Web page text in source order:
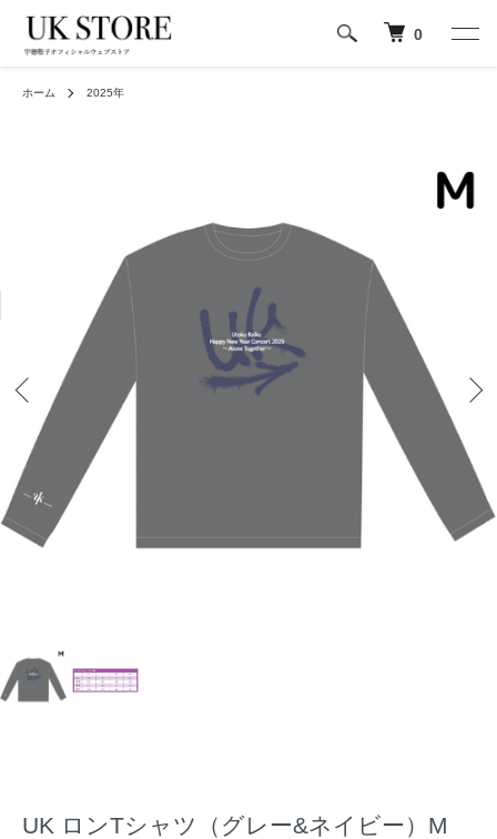
0
ホーム 2025年
UK ロンTシャツ（グレー&ネイビー）M